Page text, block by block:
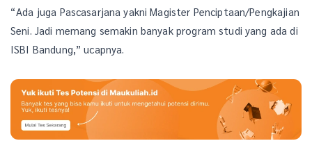
“Ada juga Pascasarjana yakni Magister Penciptaan/Pengkajian
Seni. Jadi memang semakin banyak program studi yang ada di
ISBI Bandung,” ucapnya.